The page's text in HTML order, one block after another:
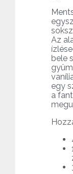
Az
bele
egy
a